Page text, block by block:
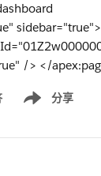
sidebar="true">
/> </
分享
Show menu